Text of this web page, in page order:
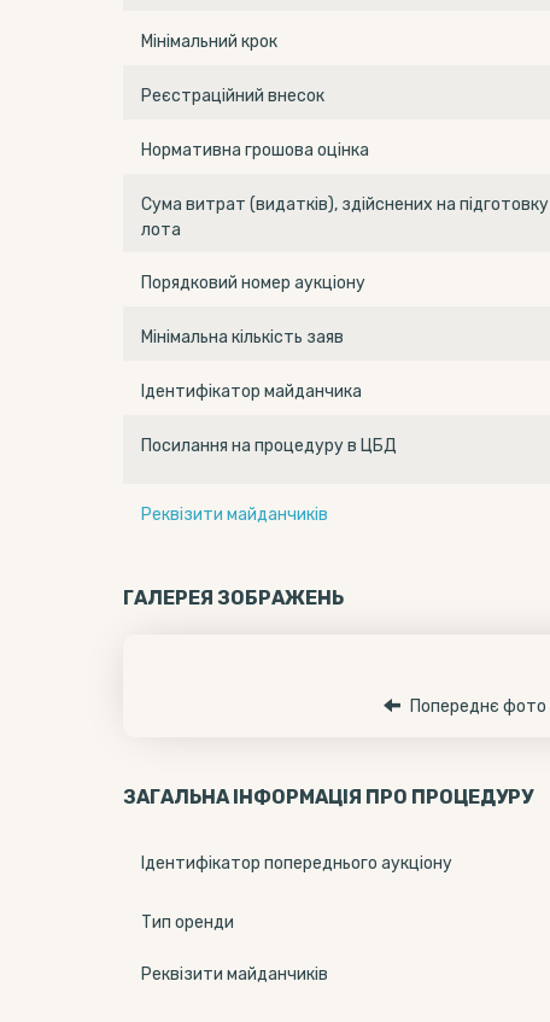
Мінімальний крок
Реєстраційний внесок
Нормативна грошова оцінка
Сума витрат (видатків), здійснених на підготовку
лота
Порядковий номер аукціону
Мінімальна кількість заяв
Ідентифікатор майданчика
Посилання на процедуру в ЦБД
Реквізити майданчиків
ГАЛЕРЕЯ ЗОБРАЖЕНЬ
Попереднє фото
ЗАГАЛЬНА ІНФОРМАЦІЯ ПРО ПРОЦЕДУРУ
Ідентифікатор попереднього аукціону
Тип оренди
Реквізити майданчиків